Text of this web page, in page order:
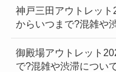
神戸三田アウトレッ
からいつまで?混雑や
御殿場アウトレット
で?混雑や渋滞につい